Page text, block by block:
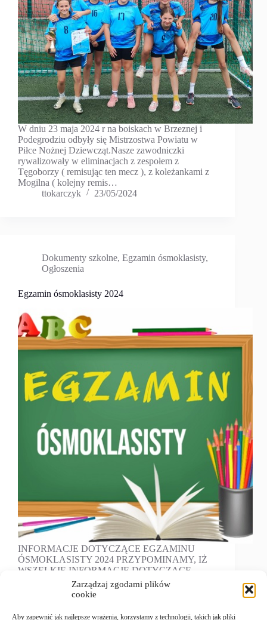
Zarządzaj zgodami plików
cookie
Aby zapewnić jak najlepsze wrażenia, korzystamy z technologii, takich jak pliki
W dniu 23 maja 2024 r na boiskach w Brzeznej i
Podegrodziu odbyły się Mistrzostwa Powiatu w
Piłce Nożnej Dziewcząt.Nasze zawodniczki
rywalizowały w eliminacjach z zespołem z
Tęgoborzy ( remisując ten mecz ), z koleżankami z
Mogilna ( kolejny remis…
ttokarczyk
23/05/2024
Dokumenty szkolne, Egzamin ósmoklasisty,
Ogłoszenia
Egzamin ósmoklasisty 2024
INFORMACJE DOTYCZĄCE EGZAMINU
ÓSMOKLASISTY 2024 PRZYPOMINAMY, IŻ
WSZELKIE INFORMACJE DOTYCZĄCE
EGZAMINU ÓSMOKLASISTY
ZAMIESZCZONE SĄ NA STRONACH :
Agnieszka Obrzud
13/05/2024